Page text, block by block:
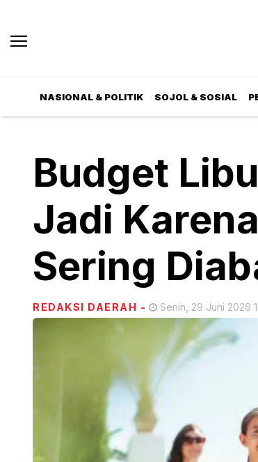
NASIONAL & POLITIK SOJOL & SOSIAL
Budget
Jadi
Sering
REDAKSI DAERAH - Senin, 29 Juni 2026